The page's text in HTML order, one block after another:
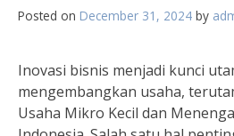
Posted on December 31, 2024 by
Inovasi bisnis menjadi kunci
mengembangkan usaha,
Usaha Mikro Kecil dan